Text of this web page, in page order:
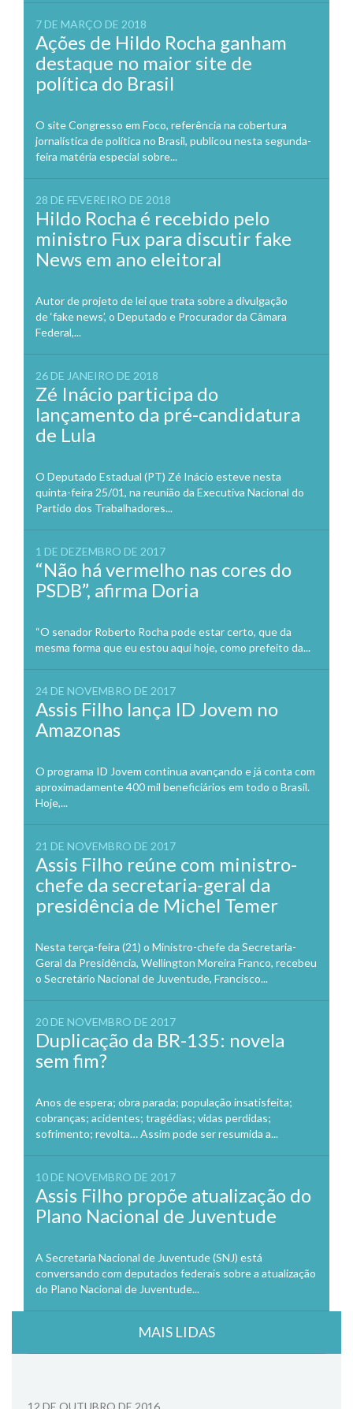
7 DE MARÇO DE 2018
Ações de Hildo Rocha ganham
destaque no maior site de
política do Brasil
O site Congresso em Foco, referência na cobertura
jornalística de política no Brasil, publicou nesta segunda-
feira matéria especial sobre...
28 DE FEVEREIRO DE 2018
Hildo Rocha é recebido pelo
ministro Fux para discutir fake
News em ano eleitoral
Autor de projeto de lei que trata sobre a divulgação
de ‘fake news’, o Deputado e Procurador da Câmara
Federal,...
26 DE JANEIRO DE 2018
Zé Inácio participa do
lançamento da pré-candidatura
de Lula
O Deputado Estadual (PT) Zé Inácio esteve nesta
quinta-feira 25/01, na reunião da Executiva Nacional do
Partido dos Trabalhadores...
1 DE DEZEMBRO DE 2017
“Não há vermelho nas cores do
PSDB”, afirma Doria
“O senador Roberto Rocha pode estar certo, que da
mesma forma que eu estou aqui hoje, como prefeito da...
24 DE NOVEMBRO DE 2017
Assis Filho lança ID Jovem no
Amazonas
O programa ID Jovem continua avançando e já conta com
aproximadamente 400 mil beneficiários em todo o Brasil.
Hoje,...
21 DE NOVEMBRO DE 2017
Assis Filho reúne com ministro-
chefe da secretaria-geral da
presidência de Michel Temer
Nesta terça-feira (21) o Ministro-chefe da Secretaria-
Geral da Presidência, Wellington Moreira Franco, recebeu
o Secretário Nacional de Juventude, Francisco...
20 DE NOVEMBRO DE 2017
Duplicação da BR-135: novela
sem fim?
Anos de espera; obra parada; população insatisfeita;
cobranças; acidentes; tragédias; vidas perdidas;
sofrimento; revolta… Assim pode ser resumida a...
10 DE NOVEMBRO DE 2017
Assis Filho propõe atualização do
Plano Nacional de Juventude
A Secretaria Nacional de Juventude (SNJ) está
conversando com deputados federais sobre a atualização
do Plano Nacional de Juventude...
MAIS LIDAS
12 DE OUTUBRO DE 2016